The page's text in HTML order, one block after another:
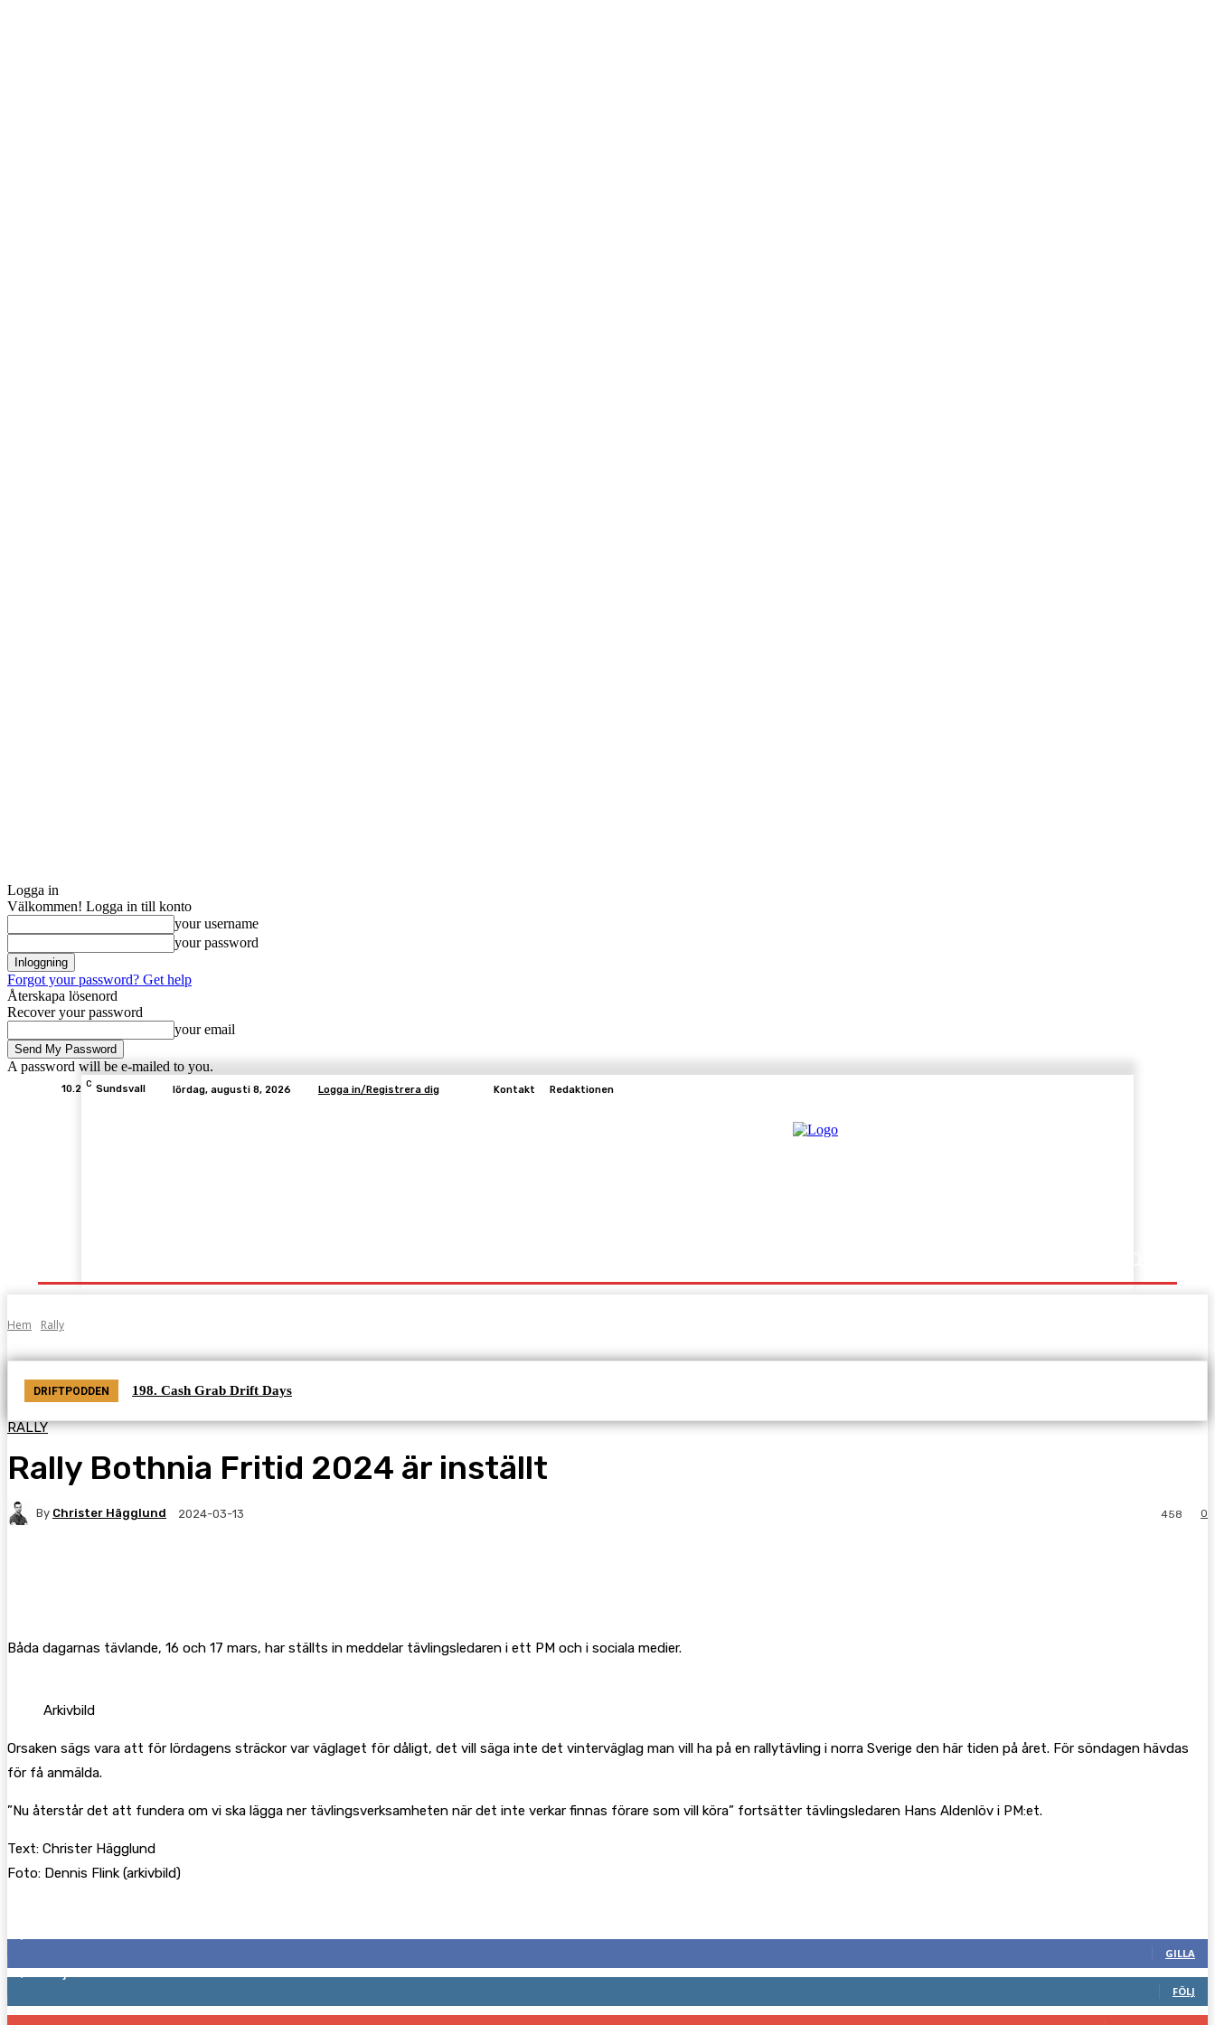
Logga in
Välkommen! Logga in till konto
your username
your password
Forgot your password? Get help
Återskapa lösenord
Recover your password
your email
A password will be e-mailed to you.
10.2 C Sundsvall lördag, augusti 8, 2026 Logga in/Registrera dig Kontakt Redaktionen
Hem Rally
DRIFTPODDEN 198. Cash Grab Drift Days
RALLY
Rally Bothnia Fritid 2024 är inställt
By Christer Hägglund 2024-03-13 0
458
Båda dagarnas tävlande, 16 och 17 mars, har ställts in meddelar tävlingsledaren i ett PM och i sociala medier.
Arkivbild
Orsaken sägs vara att för lördagens sträckor var väglaget för dåligt, det vill säga inte det vinterväglag man vill ha på en rallytävling i norra Sverige den här tiden på året. För söndagen hävdas
för få anmälda.
”Nu återstår det att fundera om vi ska lägga ner tävlingsverksamheten när det inte verkar finnas förare som vill köra” fortsätter tävlingsledaren Hans Aldenlöv i PM:et.
Text: Christer Hägglund
Foto: Dennis Flink (arkivbild)
GILLA
FÖLJ